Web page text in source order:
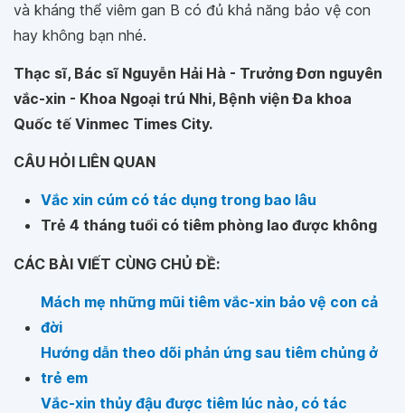
và kháng thể viêm gan B có đủ khả năng bảo vệ con
hay không bạn nhé.
Thạc sĩ, Bác sĩ Nguyễn Hải Hà - Trưởng Đơn nguyên
vắc-xin - Khoa Ngoại trú Nhi, Bệnh viện Đa khoa
Quốc tế Vinmec Times City.
CÂU HỎI LIÊN QUAN
Vắc xin cúm có tác dụng trong bao lâu
Trẻ 4 tháng tuổi có tiêm phòng lao được không
CÁC BÀI VIẾT CÙNG CHỦ ĐỀ:
Mách mẹ những mũi tiêm vắc-xin bảo vệ con cả
đời
Hướng dẫn theo dõi phản ứng sau tiêm chủng ở
trẻ em
Vắc-xin thủy đậu được tiêm lúc nào, có tác